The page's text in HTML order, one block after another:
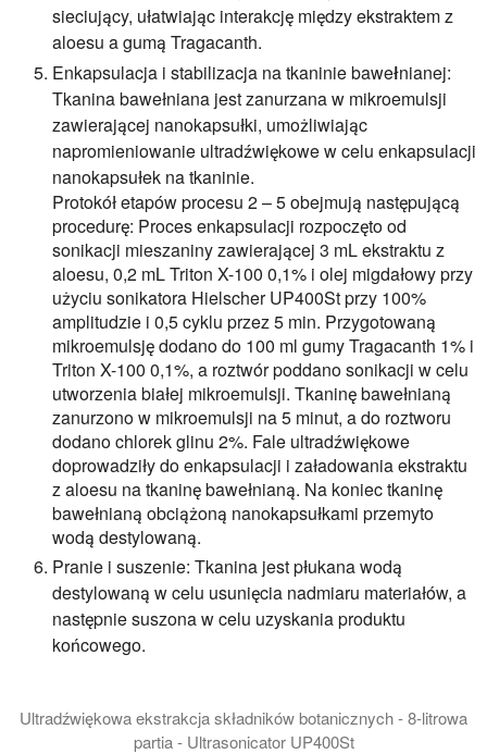
sieciujący, ułatwiając interakcję między ekstraktem z
aloesu a gumą Tragacanth.
Enkapsulacja i stabilizacja na tkaninie bawełnianej:
Tkanina bawełniana jest zanurzana w mikroemulsji
zawierającej nanokapsułki, umożliwiając
napromieniowanie ultradźwiękowe w celu enkapsulacji
nanokapsułek na tkaninie.
Protokół etapów procesu 2 – 5 obejmują następującą
procedurę: Proces enkapsulacji rozpoczęto od
sonikacji mieszaniny zawierającej 3 mL ekstraktu z
aloesu, 0,2 mL Triton X-100 0,1% i olej migdałowy przy
użyciu sonikatora Hielscher UP400St przy 100%
amplitudzie i 0,5 cyklu przez 5 min. Przygotowaną
mikroemulsję dodano do 100 ml gumy Tragacanth 1% i
Triton X-100 0,1%, a roztwór poddano sonikacji w celu
utworzenia białej mikroemulsji. Tkaninę bawełnianą
zanurzono w mikroemulsji na 5 minut, a do roztworu
dodano chlorek glinu 2%. Fale ultradźwiękowe
doprowadziły do enkapsulacji i załadowania ekstraktu
z aloesu na tkaninę bawełnianą. Na koniec tkaninę
bawełnianą obciążoną nanokapsułkami przemyto
wodą destylowaną.
Pranie i suszenie: Tkanina jest płukana wodą
destylowaną w celu usunięcia nadmiaru materiałów, a
następnie suszona w celu uzyskania produktu
końcowego.
Ultradźwiękowa ekstrakcja składników botanicznych - 8-litrowa
partia - Ultrasonicator UP400St